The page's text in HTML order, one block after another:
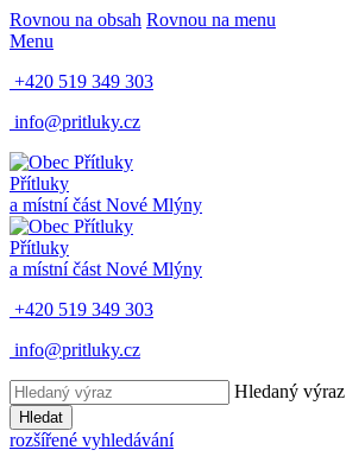
Rovnou na obsah Rovnou na menu
Menu
+420 519 349 303
info@pritluky.cz
Přítluky
a místní část Nové Mlýny
Přítluky
a místní část Nové Mlýny
+420 519 349 303
info@pritluky.cz
Hledaný výraz
Hledat
rozšířené vyhledávání